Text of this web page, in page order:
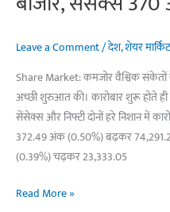
Leave a Comment/देश,शेयर मार्किट
Share Market: कमजोर वैश्विक संकेतों
अच्छी शुरुआत की। कारोबार शुरू होते
सेंसेक्स और निफ्टी दोनों हरे निशान में
372.49 अंक (0.50%) बढ़कर
(0.39%) चढ़कर 23,333.05
Share
Read More »